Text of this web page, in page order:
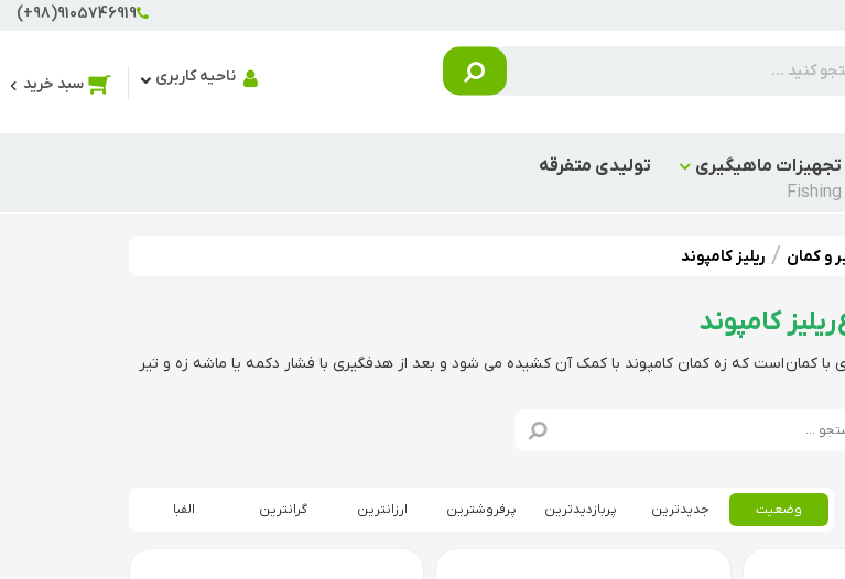
(+98)9105746919
تجهیزات ماهیگیری
Fishing
تولیدی متفرقه
سبد خرید ناحیه کاربری
و کمان ریلیز کامپوند
کامپوند
با کمان است که زه کمان کامپوند با کمک آن کشیده می شود و بعد از هدفگیری با فشار دکمه یا ماشه زه و تیر
وضعیت جدیدترین پربازدیدترین پرفروشترین ارزانترین گرانترین الفبا